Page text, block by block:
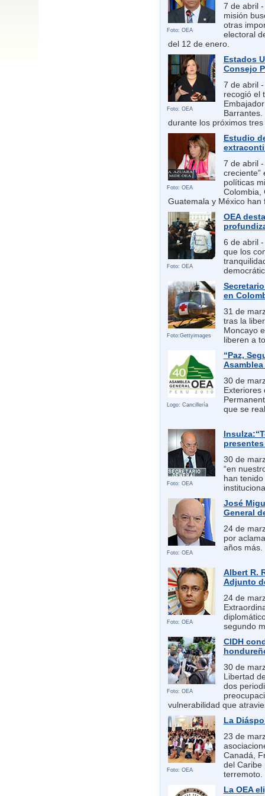
Foto: OEA
7 de abril
misión
otras
electoral
del 12 de enero.
Foto: OEA
Estados
Consejo
7 de abril
recogió el
durante los próximos
Foto: OEA
Estudio
7 de abril
creciente”
políticas
Colombia,
Guatemala y México
Foto: OEA
OEA
6 de abril
que los
Foto:Gettyimages
en
31 de
tras la
Moncayo
liberen a
Logo: Cancillería
“Paz,
Asamblea
30 de
Exteriores
que se
Foto: OEA
30 de
“en
han
Foto: OEA
José
General
24 de
por
años más.
Foto: OEA
Albert R.
Adjunto
24 de
segundo
Foto: OEA
CIDH
30 de
Libertad
dos
vulnerabilidad que
Foto: OEA
La
23 de
Canadá,
del Caribe
terremoto.
La OEA